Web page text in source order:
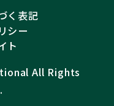
く表記
シー
ト
All Rights